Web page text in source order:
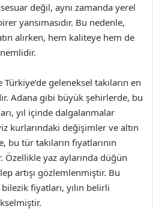
değil, aynı zamanda yerel
yansımasıdır. Bu nedenle,
alırken, hem kaliteye hem de
geleneksel takıların en
Adana gibi büyük şehirlerde, bu
yıl içinde dalgalanmalar
kurlarındaki değişimler ve altın
bu tür takıların fiyatlarının
yaz aylarında düğün
artışı gözlemlenmiştir. Bu
fiyatları, yılın belirli